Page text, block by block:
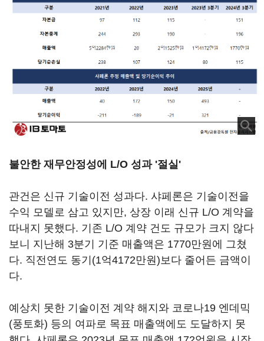
불안한 재무안정성에 L/O 성과 '절실'
관건은 신규 기술이전 성과다. 샤페론은 기술이전을
수익 모델로 삼고 있지만, 상장 이래 신규 L/O 계약을
따내지 못했다. 기존 L/O 계약 건도 규모가 크지 않다
보니 지난해 3분기 기준 매출액은 1770만원에 그쳤
다. 직전연도 동기(1억4172만원)보다 줄어든 금액이
다.
예상치 못한 기술이전 계약 해지와 코로나19 엔데믹
(풍토화) 등의 여파로 목표 매출액에도 도달하지 못